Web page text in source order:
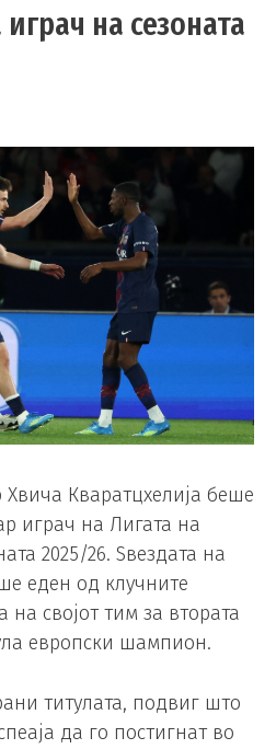
на сезоната
Хвича Кваратцхелија беше
играч на Лигата на
2025/26. Ѕвездата на
еден од клучните
својот тим за втората
европски шампион.
титулата, подвиг што
да го постигнат во